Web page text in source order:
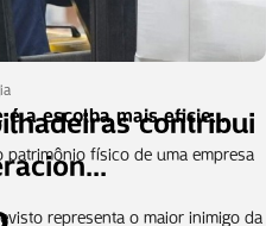
contribui
representa o maior inimigo da
a escolha mais eficie...
físico de uma empresa